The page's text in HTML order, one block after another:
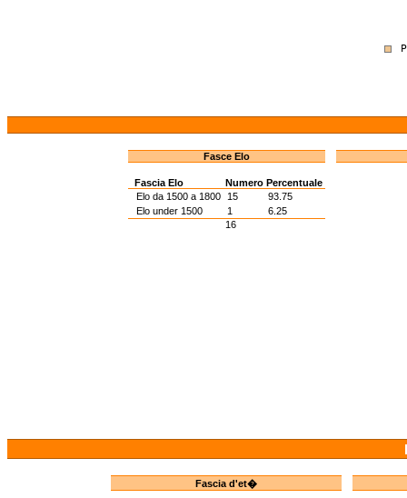
Fasce Elo
Fascia Elo Numero Percentuale
Elo da 1500 a 1800
15
93.75
Elo under 1500
1
6.25
16
Fascia d'et�